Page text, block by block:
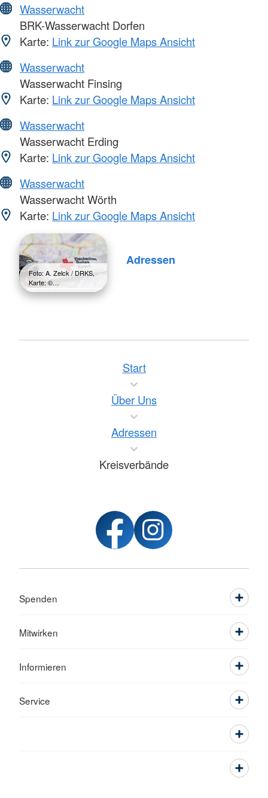
Wasserwacht
BRK-Wasserwacht Dorfen
Karte: Link zur Google Maps Ansicht
Wasserwacht
Wasserwacht Finsing
Karte: Link zur Google Maps Ansicht
Wasserwacht
Wasserwacht Erding
Karte: Link zur Google Maps Ansicht
Wasserwacht
Wasserwacht Wörth
Karte: Link zur Google Maps Ansicht
Foto: A. Zelck / DRKS,
Karte: ©…
Adressen
Start
Über Uns
Adressen
Kreisverbände
Spenden
Mitwirken
Informieren
Service